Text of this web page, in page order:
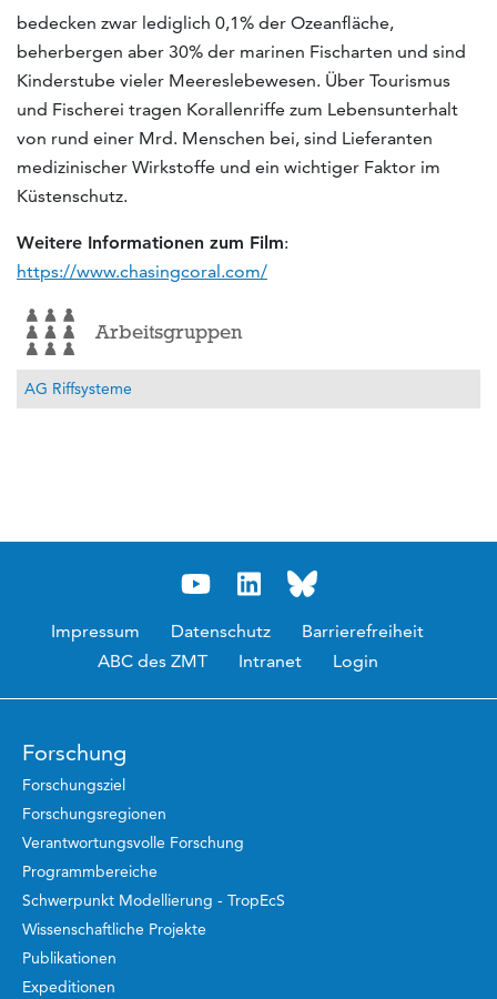
bedecken zwar lediglich 0,1% der Ozeanfläche,
beherbergen aber 30% der marinen Fischarten und sind
Kinderstube vieler Meereslebewesen. Über Tourismus
und Fischerei tragen Korallenriffe zum Lebensunterhalt
von rund einer Mrd. Menschen bei, sind Lieferanten
medizinischer Wirkstoffe und ein wichtiger Faktor im
Küstenschutz.
Weitere Informationen zum Film:
https://www.chasingcoral.com/
Arbeitsgruppen
AG Riffsysteme
Impressum Datenschutz
Barrierefreiheit
ABC des ZMT
Intranet Login
Forschung
Forschungsziel
Forschungsregionen
Verantwortungsvolle Forschung
Programmbereiche
Schwerpunkt Modellierung - TropEcS
Wissenschaftliche Projekte
Publikationen
Expeditionen